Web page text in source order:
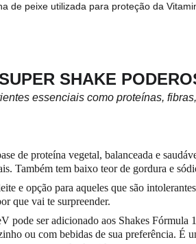
de peixe utilizada para proteção da
SHAKE
essenciais como proteínas,
de proteína vegetal, balanceada e
Também tem baixo teor de gordura e
e opção para aqueles que são
que vai te surpreender.
pode ser adicionado aos Shakes Fórmula
ou com bebidas de sua preferência. É